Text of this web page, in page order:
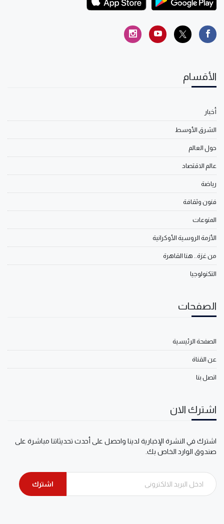
الأقسام
أخبار
الشرق الأوسط
حول العالم
عالم الاقتصاد
رياضة
فنون وثقافة
المنوعات
الأزمة الروسية الأوكرانية
من غزة.. هنا القاهرة
التكنولوجيا
الصفحات
الصفحة الرئيسية
عن القناة
اتصل بنا
اشترك الان
اشترك في النشرة الإخبارية لدينا واحصل على أحدث تحديثاتنا مباشرة على
صندوق الوارد الخاص بك.
اشترك